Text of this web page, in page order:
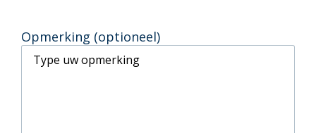
Opmerking (optioneel)